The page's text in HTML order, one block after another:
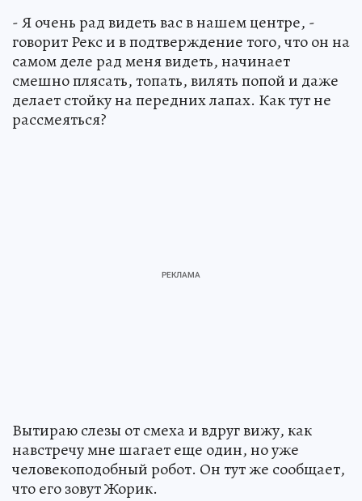
- Я очень рад видеть вас в нашем центре, -
говорит Рекс и в подтверждение того, что он на
самом деле рад меня видеть, начинает
смешно плясать, топать, вилять попой и даже
делает стойку на передних лапах. Как тут не
рассмеяться?
Вытираю слезы от смеха и вдруг вижу, как
навстречу мне шагает еще один, но уже
человекоподобный робот. Он тут же сообщает,
что его зовут Жорик.